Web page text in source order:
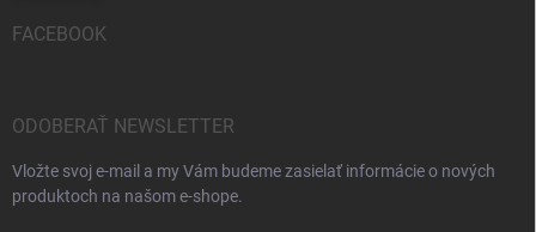
FACEBOOK
ODOBERAŤ NEWSLETTER
Vložte svoj e-mail a my Vám budeme zasielať informácie o nových
produktoch na našom e-shope.